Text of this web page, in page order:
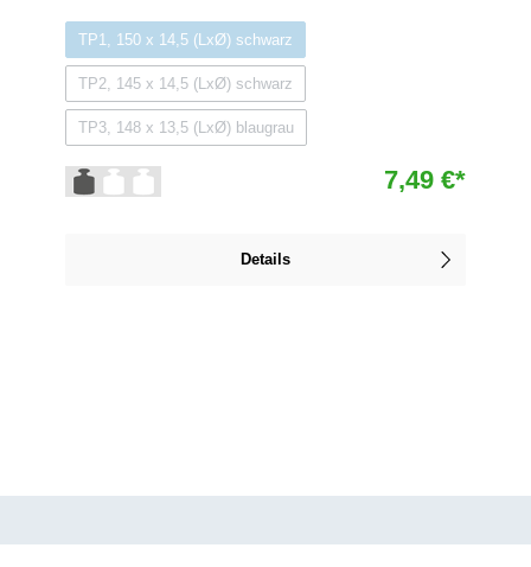
TP1, 150 x 14,5 (LxØ) schwarz
TP2, 145 x 14,5 (LxØ) schwarz
TP3, 148 x 13,5 (LxØ) blaugrau
7,49 €*
Details